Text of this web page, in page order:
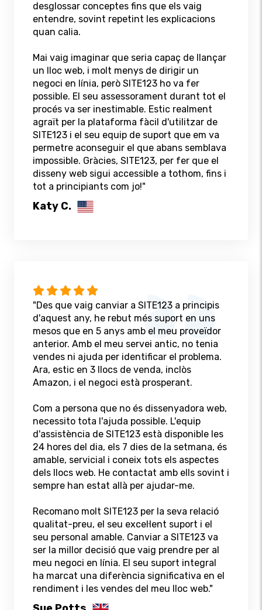
desglossar conceptes fins que els vaig
entendre, sovint repetint les explicacions
quan calia.
Mai vaig imaginar que seria capaç de llançar
un lloc web, i molt menys de dirigir un
negoci en línia, però SITE123 ho va fer
possible. El seu assessorament durant tot el
procés va ser inestimable. Estic realment
agraït per la plataforma fàcil d'utilitzar de
SITE123 i el seu equip de suport que em va
permetre aconseguir el que abans semblava
impossible. Gràcies, SITE123, per fer que el
disseny web sigui accessible a tothom, fins i
tot a principiants com jo!"
Katy C.
"Des que vaig canviar a SITE123 a principis
d'aquest any, he rebut més suport en uns
mesos que en 5 anys amb el meu proveïdor
anterior. Amb el meu servei antic, no tenia
vendes ni ajuda per identificar el problema.
Ara, estic en 3 llocs de venda, inclòs
Amazon, i el negoci està prosperant.
Com a persona que no és dissenyadora web,
necessito tota l'ajuda possible. L'equip
d'assistència de SITE123 està disponible les
24 hores del dia, els 7 dies de la setmana, és
amable, servicial i coneix tots els aspectes
dels llocs web. He contactat amb ells sovint i
sempre han estat allà per ajudar-me.
Recomano molt SITE123 per la seva relació
qualitat-preu, el seu excel·lent suport i el
seu personal amable. Canviar a SITE123 va
ser la millor decisió que vaig prendre per al
meu negoci en línia. El seu suport integral
ha marcat una diferència significativa en el
rendiment i les vendes del meu lloc web."